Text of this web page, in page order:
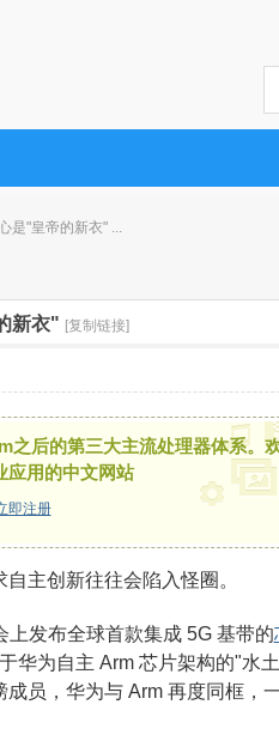
是"皇帝的新衣" ...
新衣" [复制链接]
后的第三大主流处理器体系。
应用的中文网站
即注册
主创新往往会陷入怪圈。
上发布全球首款集成 5G 基带的
华为自主 Arm 芯片架构的"水
员，华为与 Arm 再度同框，